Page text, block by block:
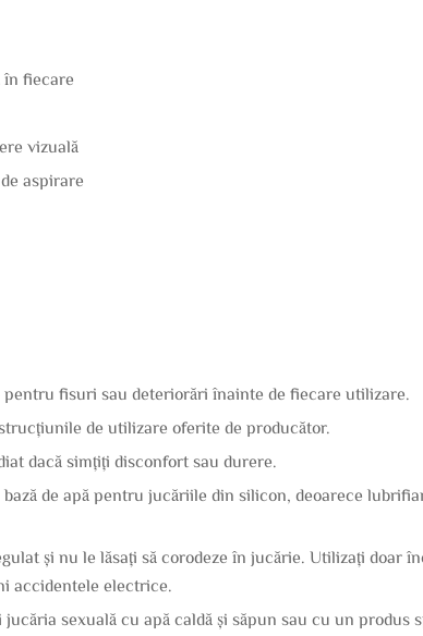
în fiecare
vizuală
aspirare
fisuri sau deteriorări înainte de fiecare utilizare.
de utilizare oferite de producător.
dacă simțiți disconfort sau durere.
de apă pentru jucăriile din silicon, deoarece
și nu le lăsați să corodeze în jucărie. Utilizați doar
accidentele electrice.
sexuală cu apă caldă și săpun sau cu un produs